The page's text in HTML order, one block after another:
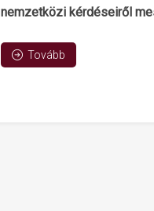
nemzetközi kérdéseiről
Tovább